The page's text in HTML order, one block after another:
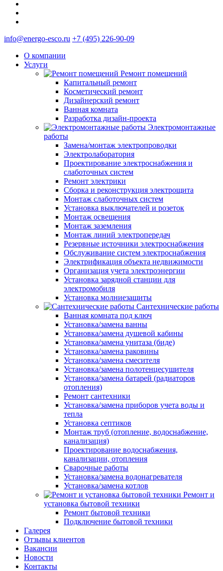
info@energo-esco.ru +7 (495) 226-90-09
О компании
Услуги
Ремонт помещений
Капитальный ремонт
Косметический ремонт
Дизайнерский ремонт
Ванная комната
Разработка дизайн-проекта
Электромонтажные
работы
Замена/монтаж электропроводки
Электролаборатория
Проектирование электроснабжения и
слаботочных систем
Ремонт электрики
Сборка и реконструкция электрощита
Монтаж слаботочных систем
Установка выключателей и розеток
Монтаж освещения
Монтаж заземления
Монтаж линий электропередач
Резервные источники электроснабжения
Обслуживание систем электроснабжения
Электрификация объекта недвижимости
Организация учета электроэнергии
Установка зарядной станции для
электромобиля
Установка молниезащиты
Сантехнические работы
Ванная комната под ключ
Установка/замена ванны
Установка/замена душевой кабины
Установка/замена унитаза (биде)
Установка/замена раковины
Установка/замена смесителя
Установка/замена полотенцесушителя
Установка/замена батарей (радиаторов
отопления)
Ремонт сантехники
Установка/замена приборов учета воды и
тепла
Установка септиков
Монтаж труб (отопление, водоснабжение,
канализация)
Проектирование водоснабжения,
канализации, отопления
Сварочные работы
Установка/замена водонагревателя
Установка/замена котлов
Ремонт и
установка бытовой техники
Ремонт бытовой техники
Подключение бытовой техники
Галерея
Отзывы клиентов
Вакансии
Новости
Контакты